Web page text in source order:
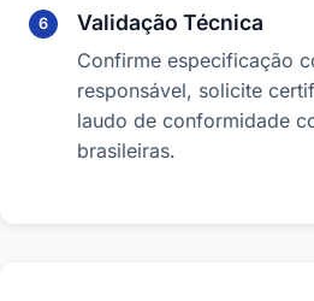
Validação Técnica
Confirme especificação
responsável, solicite
laudo de conformidade
brasileiras.